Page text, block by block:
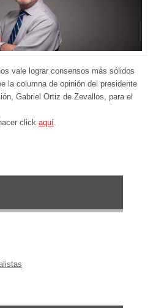
vale lograr consensos más sólidos
la columna de opinión del presidente
Gabriel Ortiz de Zevallos, para el
click aquí